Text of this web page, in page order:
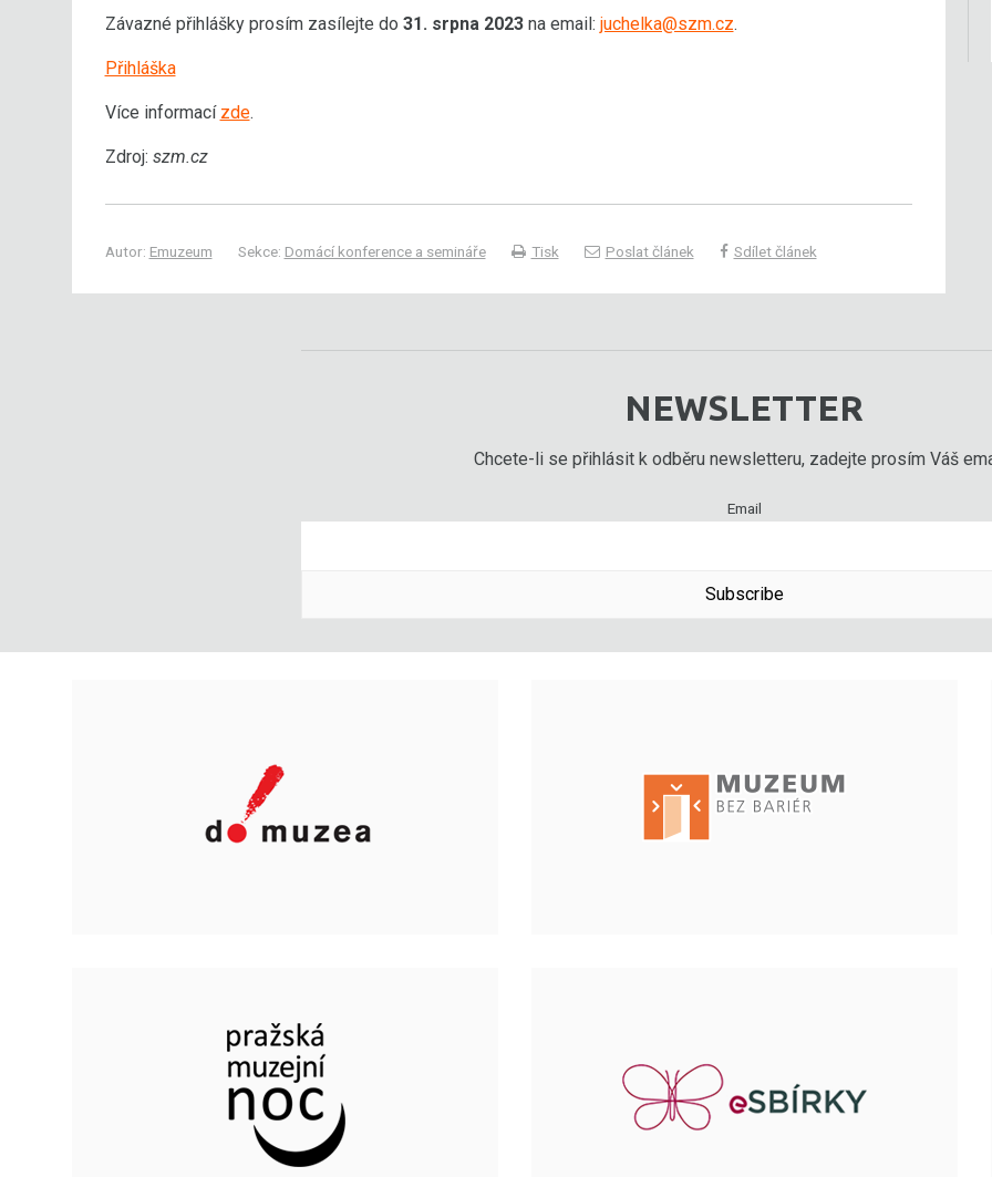
Závazné přihlášky prosím zasílejte do 31. srpna 2023na email: juchelka@szm.cz.
Přihláška
Více informací zde.
Zdroj: szm.cz
Autor: Emuzeum Sekce: Domácí konference a semináře Tisk Poslat článek Sdílet článek
NEWSLETTER
Chcete-li se přihlásit k odběru newsletteru, zadejte prosím Váš
Email
Subscribe